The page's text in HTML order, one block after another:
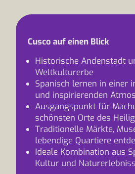
Cusco auf einen Blick
Historische Andenstadt
Weltkulturerbe
Spanisch lernen in einer
und inspirierenden
Ausgangspunkt für
schönsten Orte des
Traditionelle Märkte,
lebendige Quartiere
Ideale Kombination aus
Kultur und